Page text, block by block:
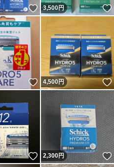
いいね！
3,500円
いいね！
4,500円
いいね！
2,300円